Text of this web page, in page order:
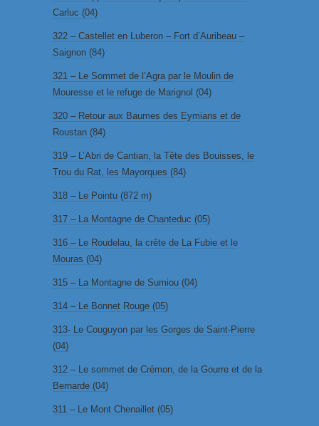
Carluc (04)
322 – Castellet en Luberon – Fort d’Auribeau –
Saignon (84)
321 – Le Sommet de l’Agra par le Moulin de
Mouresse et le refuge de Marignol (04)
320 – Retour aux Baumes des Eymians et de
Roustan (84)
319 – L’Abri de Cantian, la Tête des Bouisses, le
Trou du Rat, les Mayorques (84)
318 – Le Pointu (872 m)
317 – La Montagne de Chanteduc (05)
316 – Le Roudelau, la crête de La Fubie et le
Mouras (04)
315 – La Montagne de Sumiou (04)
314 – Le Bonnet Rouge (05)
313- Le Couguyon par les Gorges de Saint-Pierre
(04)
312 – Le sommet de Crémon, de la Gourre et de la
Bernarde (04)
311 – Le Mont Chenaillet (05)